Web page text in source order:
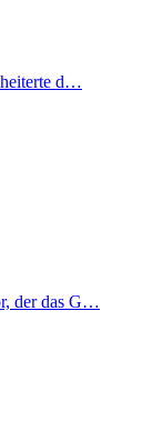
d…
der das G…